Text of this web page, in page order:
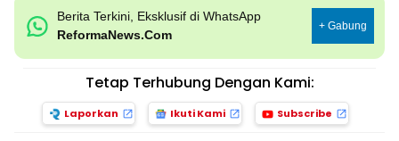
Berita Terkini, Eksklusif di WhatsApp
ReformaNews.Com
+ Gabung
Tetap Terhubung Dengan Kami:
Laporkan Ikuti Kami Subscribe